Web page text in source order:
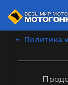
Политика